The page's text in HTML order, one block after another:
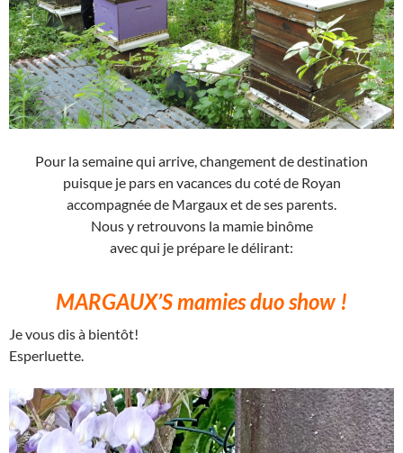
Pour la semaine qui arrive, changement de destination
puisque je pars en vacances du coté de Royan
accompagnée de Margaux et de ses parents.
Nous y retrouvons la mamie binôme
avec qui je prépare le délirant:
MARGAUX’S mamies duo show !
Je vous dis à bientôt!
Esperluette.